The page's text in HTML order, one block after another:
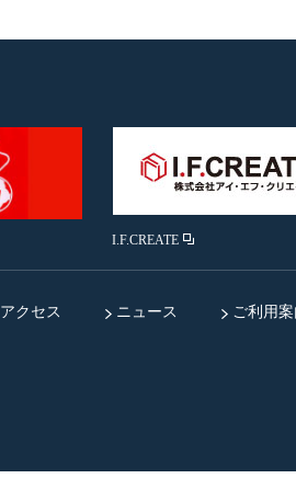
I.F.CREATE
アクセス ニュース ご利用案